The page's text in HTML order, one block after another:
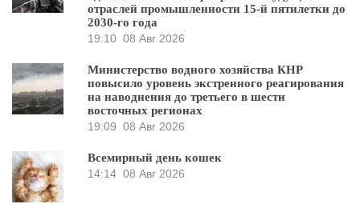
отраслей промышленности 15-й пятилетки до
2030-го года
19:10 08 Авг 2026
Министерство водного хозяйства КНР
повысило уровень экстренного реагирования
на наводнения до третьего в шести
восточных регионах
19:09 08 Авг 2026
Всемирный день кошек
14:14 08 Авг 2026